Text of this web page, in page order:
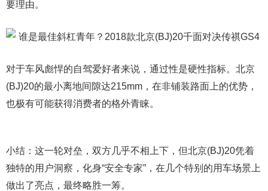
要理由。
对于车风彪悍的自驾爱好者来说，通过性是硬性指标。北京
(BJ)20的最小离地间隙达215mm，在非铺装路面上的优势，
也极有可能获得消费者的格外青睐。
小结：这一轮对垒，双方几乎不相上下，但北京(BJ)20凭着
独特的用户洞察，化身“安全专家”，在几个特别的用车场景上
做出了亮点，最终略胜一筹。